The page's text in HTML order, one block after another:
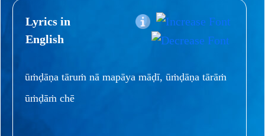
Lyrics in
English
ūṁḍāṇa tāruṁ nā mapāya māḍī, ūṁḍāṇa tārāṁ
ūṁḍāṁ chē